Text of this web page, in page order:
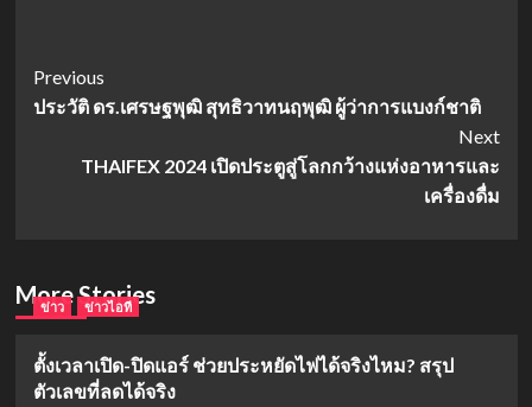
Post
Navigation
Previous
ประวัติ ดร.เศรษฐพุฒิ สุทธิวาทนฤพุฒิ ผู้ว่าการแบงก์ชาติ
Next
THAIFEX 2024 เปิดประตูสู่โลกกว้างแห่งอาหารและ
เครื่องดื่ม
More Stories
ข่าว ข่าวไอที
ตั้งเวลาเปิด-ปิดแอร์ ช่วยประหยัดไฟได้จริงไหม? สรุป
ตัวเลขที่ลดได้จริง